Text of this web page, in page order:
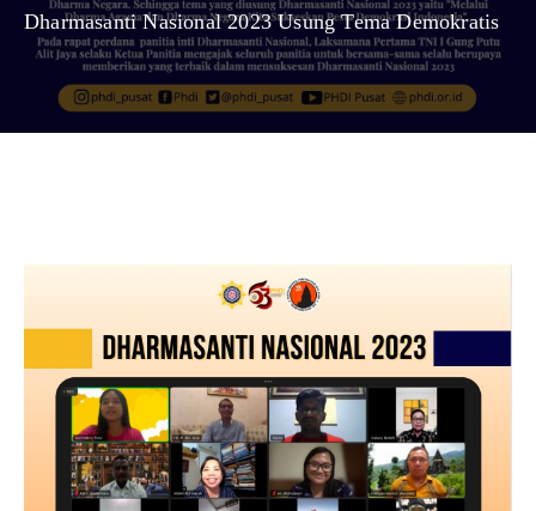
Dharmasanti Nasional 2023 Usung Tema Demokratis